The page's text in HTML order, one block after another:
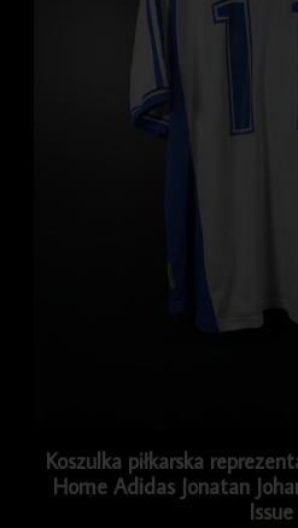
Koszulka piłkarska
Home Adidas Jonatan
Issue